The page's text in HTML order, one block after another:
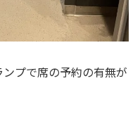
プで席の予約の有無が